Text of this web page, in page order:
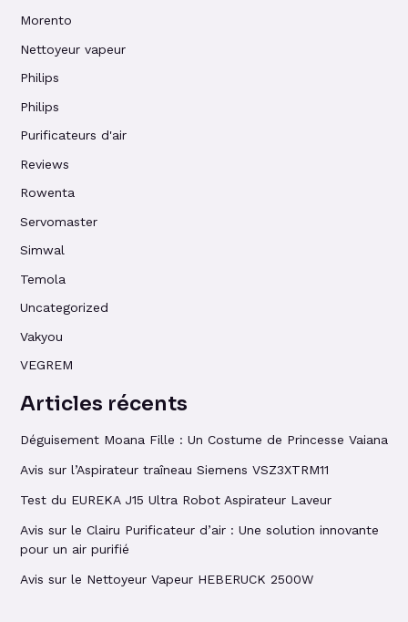
Morento
Nettoyeur vapeur
Philips
Philips
Purificateurs d'air
Reviews
Rowenta
Servomaster
Simwal
Temola
Uncategorized
Vakyou
VEGREM
Articles récents
Déguisement Moana Fille : Un Costume de Princesse Vaiana
Avis sur l’Aspirateur traîneau Siemens VSZ3XTRM11
Test du EUREKA J15 Ultra Robot Aspirateur Laveur
Avis sur le Clairu Purificateur d’air : Une solution innovante
pour un air purifié
Avis sur le Nettoyeur Vapeur HEBERUCK 2500W